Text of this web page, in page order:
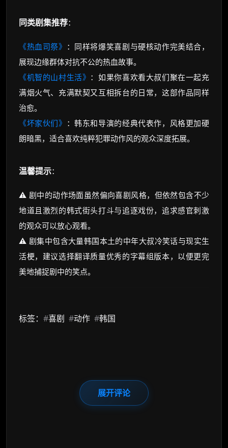
同类剧集推荐：
《热血司祭》 ：同样将爆笑喜剧与硬核动作完美结合，
展现边缘群体对抗不公的热血故事。
《机智的山村生活》 ：如果你喜欢看大叔们聚在一起充
满烟火气、充满默契又互相拆台的日常，这部作品同样
治愈。
《坏家伙们》 ：韩东和导演的经典代表作，风格更加硬
朗暗黑，适合喜欢纯粹犯罪动作风的观众深度拓展。
温馨提示：
⚠️ 剧中的动作场面虽然偏向喜剧风格，但依然包含不少
地道且激烈的韩式街头打斗与追逐戏份，追求感官刺激
的观众可以放心观看。
⚠️ 剧集中包含大量韩国本土的中年大叔冷笑话与现实生
活梗，建议选择翻译质量优秀的字幕组版本，以便更完
美地捕捉剧中的笑点。
标签： #喜剧 #动作 #韩国
展开评论